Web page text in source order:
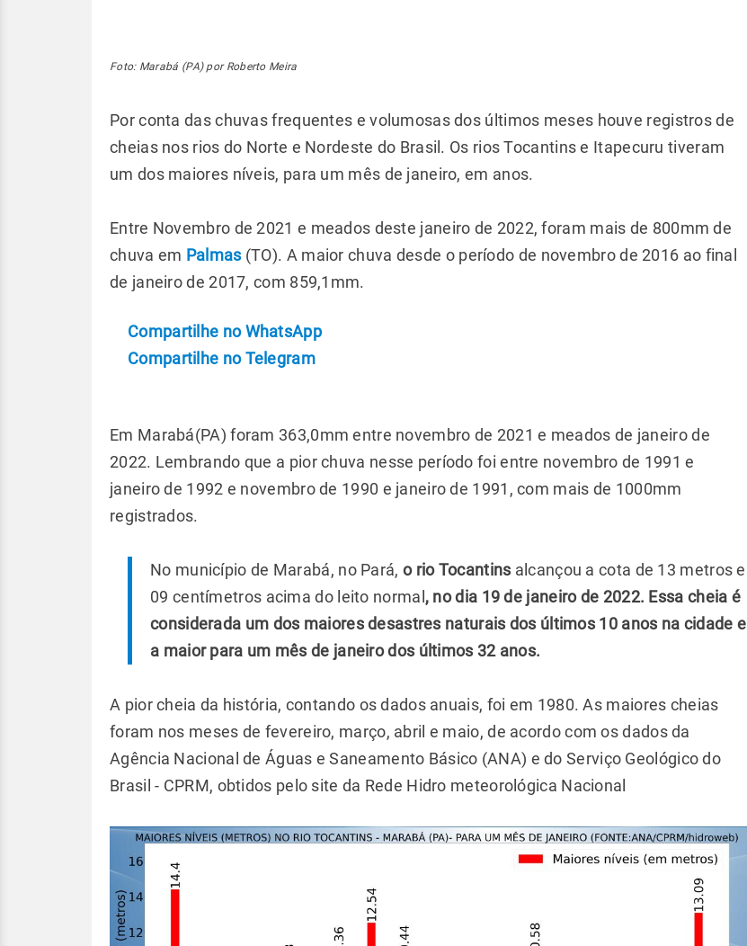
Foto: Marabá (PA) por Roberto Meira
Por conta das chuvas frequentes e volumosas dos últimos meses houve registros de
cheias nos rios do Norte e Nordeste do Brasil. Os rios Tocantins e Itapecuru tiveram
um dos maiores níveis, para um mês de janeiro, em anos.
Entre Novembro de 2021 e meados deste janeiro de 2022, foram mais de 800mm de
chuva em Palmas(TO). A maior chuva desde o período de novembro de 2016 ao final
de janeiro de 2017, com 859,1mm.
Compartilhe no WhatsApp
Compartilhe no Telegram
Em Marabá(PA) foram 363,0mm entre novembro de 2021 e meados de janeiro de
2022. Lembrando que a pior chuva nesse período foi entre novembro de 1991 e
janeiro de 1992 e novembro de 1990 e janeiro de 1991, com mais de 1000mm
registrados.
No município de Marabá, no Pará, o rio Tocantins alcançou a cota de 13 metros e
09 centímetros acima do leito normal , no dia 19 de janeiro de 2022. Essa cheia é
considerada um dos maiores desastres naturais dos últimos 10 anos na cidade e
a maior para um mês de janeiro dos últimos 32 anos.
A pior cheia da história, contando os dados anuais, foi em 1980. As maiores cheias
foram nos meses de fevereiro, março, abril e maio, de acordo com os dados da
Agência Nacional de Águas e Saneamento Básico (ANA) e do Serviço Geológico do
Brasil - CPRM, obtidos pelo site da Rede Hidro meteorológica Nacional